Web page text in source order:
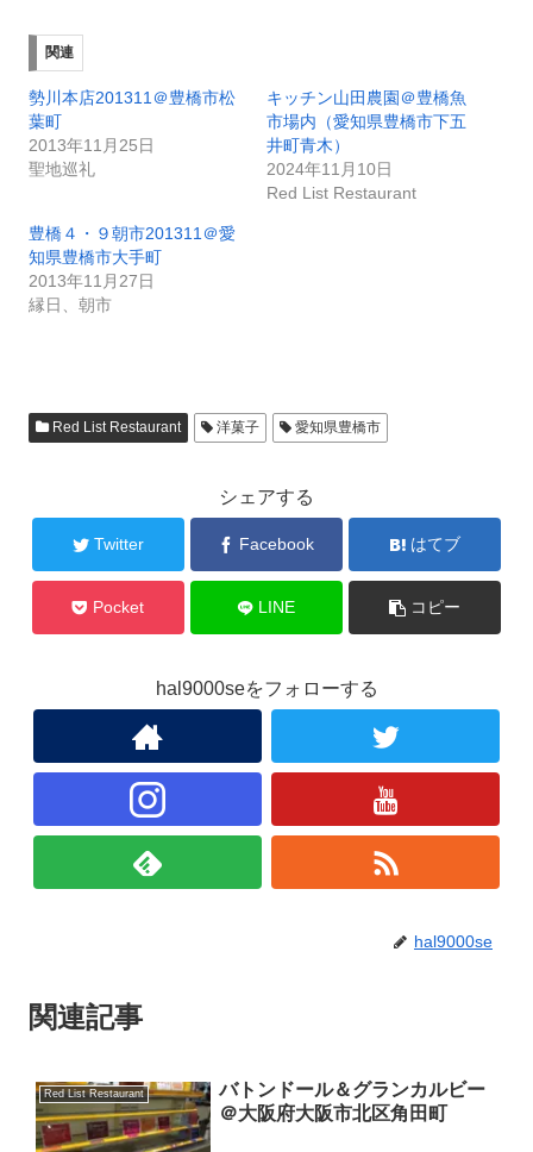
関連
勢川本店201311＠豊橋市松
葉町
2013年11月25日
聖地巡礼
キッチン山田農園＠豊橋魚
市場内（愛知県豊橋市下五
井町青木）
2024年11月10日
Red List Restaurant
豊橋４・９朝市201311＠愛
知県豊橋市大手町
2013年11月27日
縁日、朝市
Red List Restaurant 洋菓子 愛知県豊橋市
シェアする
Twitter Facebook はてブ
Pocket LINE コピー
hal9000seをフォローする
hal9000se
関連記事
Red List Restaurant
バトンドール＆グランカルビー
＠大阪府大阪市北区角田町